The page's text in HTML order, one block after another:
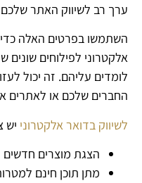
ערך רב לשיווק האתר שלכם
השתמשו בפרטים האלה
אלקטרוני לפילוחים
לומדים עליהם. זה יכול
החברים שלכם או לאתרים
לשיווק בדואר אלקטרוני יש
הצגת מוצרים חדשים
מתן תוכן חינם